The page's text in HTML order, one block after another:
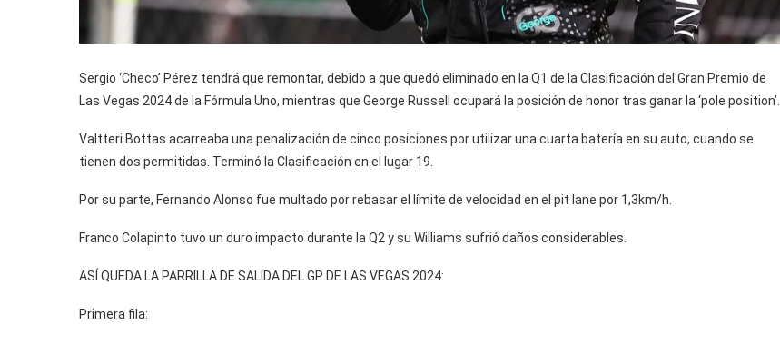
Sergio ‘Checo’ Pérez tendrá que remontar, debido a que quedó eliminado en la Q1 de la Clasificación del Gran Premio de
Las Vegas 2024 de la Fórmula Uno, mientras que George Russell ocupará la posición de honor tras ganar la ‘pole position’.
Valtteri Bottas acarreaba una penalización de cinco posiciones por utilizar una cuarta batería en su auto, cuando se
tienen dos permitidas. Terminó la Clasificación en el lugar 19.
Por su parte, Fernando Alonso fue multado por rebasar el límite de velocidad en el pit lane por 1,3km/h.
Franco Colapinto tuvo un duro impacto durante la Q2 y su Williams sufrió daños considerables.
ASÍ QUEDA LA PARRILLA DE SALIDA DEL GP DE LAS VEGAS 2024:
Primera fila: